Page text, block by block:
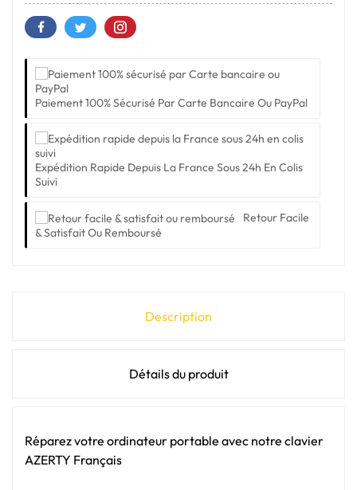
Paiement 100% Sécurisé Par Carte Bancaire Ou PayPal
Expédition Rapide Depuis La France Sous 24h En Colis
Suivi
Retour Facile
& Satisfait Ou Remboursé
Description
Détails du produit
Réparez votre ordinateur portable avec notre clavier
AZERTY Français